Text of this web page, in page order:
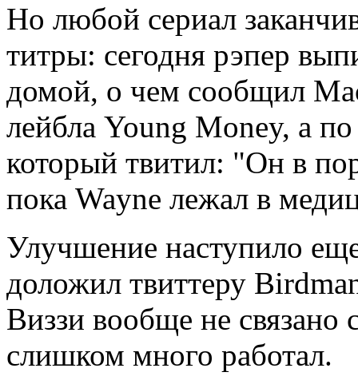
Но любой сериал
титры: сегодня рэпер
домой, о чем сообщил
лейбла Young Money, а по
который твитил: "Он в
пока Wayne лежал в
Улучшение наступило
доложил твиттеру
Виззи вообще не
слишком много работал.